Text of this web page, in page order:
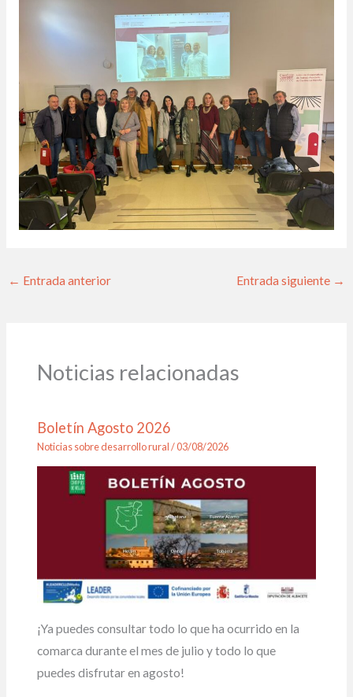
← Entrada anterior Entrada siguiente →
Noticias relacionadas
Boletín Agosto 2026
Noticias sobre desarrollo rural/03/08/2026
¡Ya puedes consultar todo lo que ha ocurrido en la
comarca durante el mes de julio y todo lo que
puedes disfrutar en agosto!